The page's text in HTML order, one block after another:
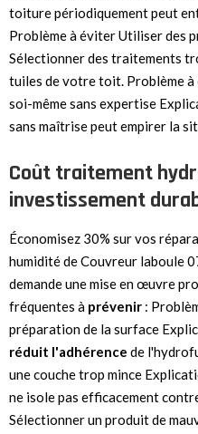
toiture périodiquement peut
Problème à éviter Utiliser des
Sélectionner des traitements
tuiles de votre toit. Problème
soi-même sans expertise
sans maîtrise peut empirer la
Coût traitement
investissement
Économisez 30% sur vos
humidité de Couvreur laboule
demande une mise en œuvre
fréquentes à prévenir :
préparation de la surface
réduit l'adhérence de
une couche trop mince
ne isole pas efficacement
Sélectionner un produit de